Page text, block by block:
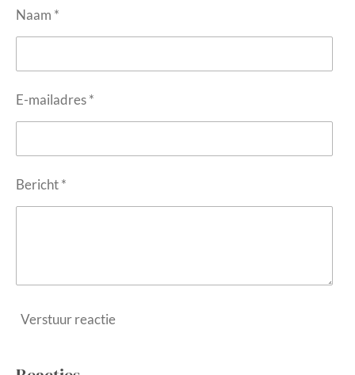
Naam *
E-mailadres *
Bericht *
Verstuur reactie